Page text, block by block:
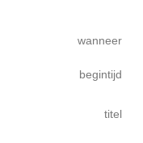
wanneer
begintijd
titel